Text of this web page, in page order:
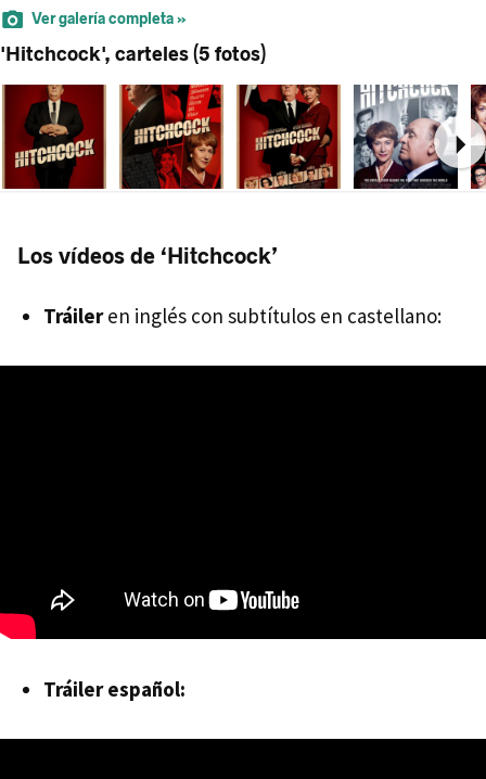
Ver galería completa »
'Hitchcock', carteles (5 fotos)
Los vídeos de ‘Hitchcock’
Tráileren inglés con subtítulos en castellano:
Tráiler español: